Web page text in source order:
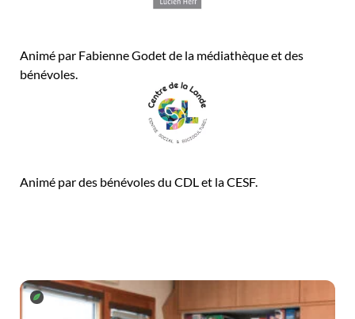
Animé par Fabienne Godet de la médiathèque et des
bénévoles.
Animé par des bénévoles du CDL et la CESF.